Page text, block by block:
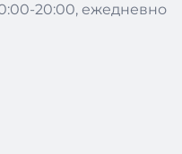
20:00, ежедневно